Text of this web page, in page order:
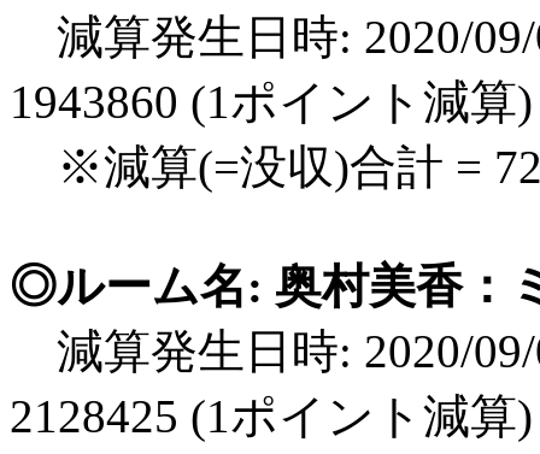
減算発生日時: 2020/
1943860 (1ポイント減算)
※減算(=没収)合計 =
◎ルーム名: 奥村美香：
減算発生日時: 2020/
2128425 (1ポイント減算)